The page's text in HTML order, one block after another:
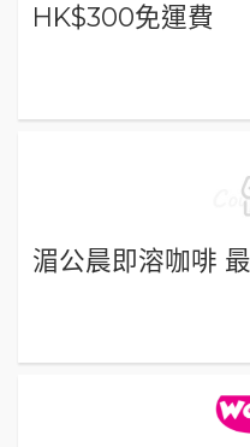
HK$300免運費
湄公晨即溶咖啡